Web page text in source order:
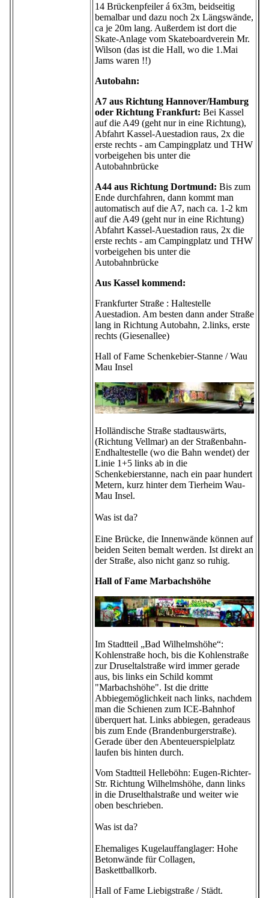
14 Brückenpfeiler á 6x3m, beidseitig
bemalbar und dazu noch 2x Längswände,
ca je 20m lang. Außerdem ist dort die
Skate-Anlage vom Skateboardverein Mr.
Wilson (das ist die Hall, wo die 1.Mai
Jams waren !!)
Autobahn:
A7 aus Richtung Hannover/Hamburg
oder Richtung Frankfurt: Bei Kassel
auf die A49 (geht nur in eine Richtung),
Abfahrt Kassel-Auestadion raus, 2x die
erste rechts - am Campingplatz und THW
vorbeigehen bis unter die
Autobahnbrücke
A44 aus Richtung Dortmund: Bis zum
Ende durchfahren, dann kommt man
automatisch auf die A7, nach ca. 1-2 km
auf die A49 (geht nur in eine Richtung)
Abfahrt Kassel-Auestadion raus, 2x die
erste rechts - am Campingplatz und THW
vorbeigehen bis unter die
Autobahnbrücke
Aus Kassel kommend:
Frankfurter Straße : Haltestelle
Auestadion. Am besten dann ander Straße
lang in Richtung Autobahn, 2.links, erste
rechts (Giesenallee)
Hall of Fame Schenkebier-Stanne / Wau
Mau Insel
Holländische Straße stadtauswärts,
(Richtung Vellmar) an der Straßenbahn-
Endhaltestelle (wo die Bahn wendet) der
Linie 1+5 links ab in die
Schenkebierstanne, nach ein paar hundert
Metern, kurz hinter dem Tierheim Wau-
Mau Insel.
Was ist da?
Eine Brücke, die Innenwände können auf
beiden Seiten bemalt werden. Ist direkt an
der Straße, also nicht ganz so ruhig.
Hall of Fame Marbachshöhe
Im Stadtteil „Bad Wilhelmshöhe“:
Kohlenstraße hoch, bis die Kohlenstraße
zur Druseltalstraße wird immer gerade
aus, bis links ein Schild kommt
"Marbachshöhe". Ist die dritte
Abbiegemöglichkeit nach links, nachdem
man die Schienen zum ICE-Bahnhof
überquert hat. Links abbiegen, geradeaus
bis zum Ende (Brandenburgerstraße).
Gerade über den Abenteuerspielplatz
laufen bis hinten durch.
Vom Stadtteil Helleböhn: Eugen-Richter-
Str. Richtung Wilhelmshöhe, dann links
in die Druselthalstraße und weiter wie
oben beschrieben.
Was ist da?
Ehemaliges Kugelauffanglager: Hohe
Betonwände für Collagen,
Baskettballkorb.
Hall of Fame Liebigstraße / Städt.